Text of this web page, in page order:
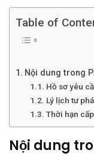
Table of
Nội dung trong
Hồ sơ yêu
Lý lịch tư
Thời hạn
Nội dung